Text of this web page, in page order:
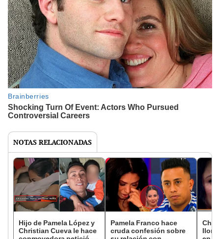
NOTAS RELACIONADAS
Hijo de Pamela López y
Christian Cueva le hace
Pamela Franco hace
cruda confesión sobre